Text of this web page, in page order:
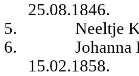
25.08.1846.
5.
Neeltje
6.
15.02.1858.